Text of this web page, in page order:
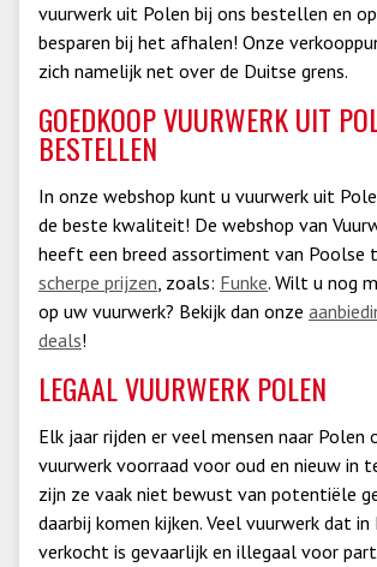
vuurwerk uit Polen bij ons bestellen en
besparen bij het afhalen! Onze
zich namelijk net over de Duitse grens.
GOEDKOOP VUURWERK UIT
BESTELLEN
In onze webshop kunt u vuurwerk uit
de beste kwaliteit! De webshop van
heeft een breed assortiment van Poolse
scherpe prijzen, zoals: Funke. Wilt u nog
op uw vuurwerk? Bekijk dan onze
deals!
LEGAAL VUURWERK POLEN
Elk jaar rijden er veel mensen naar Polen
vuurwerk voorraad voor oud en nieuw in
zijn ze vaak niet bewust van potentiële
daarbij komen kijken. Veel vuurwerk dat
verkocht is gevaarlijk en illegaal voor